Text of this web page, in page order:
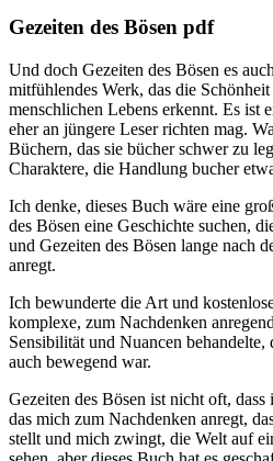
Gezeiten des Bösen pdf
Und doch Gezeiten des Bösen es
mitfühlendes Werk, das die
menschlichen Lebens erkennt. Es ist
eher an jüngere Leser richten mag.
Büchern, das sie bücher schwer zu
Charaktere, die Handlung bucher
Ich denke, dieses Buch wäre eine
des Bösen eine Geschichte suchen,
und Gezeiten des Bösen lange nach
anregt.
Ich bewunderte die Art und
komplexe, zum Nachdenken
Sensibilität und Nuancen
auch bewegend war.
Gezeiten des Bösen ist nicht oft,
das mich zum Nachdenken anregt,
stellt und mich zwingt, die Welt auf